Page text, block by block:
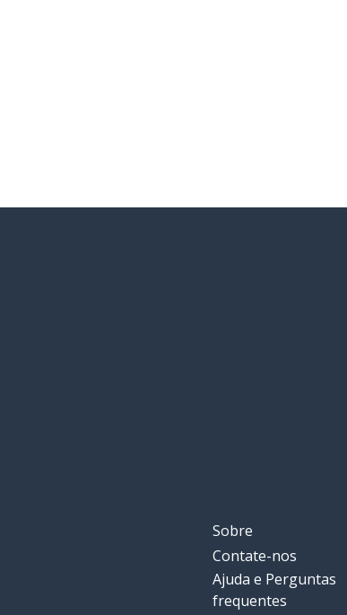
Sobre
Contate-nos
Ajuda e Perguntas
frequentes